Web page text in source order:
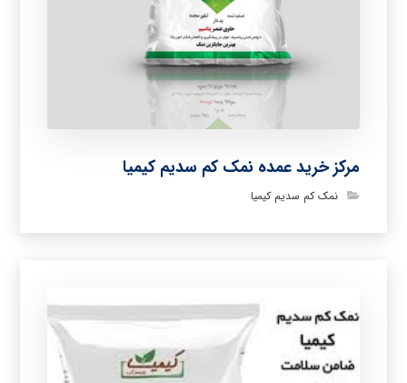
مرکز خرید عمده نمک کم سدیم کیمیا
نمک کم سدیم کیمیا